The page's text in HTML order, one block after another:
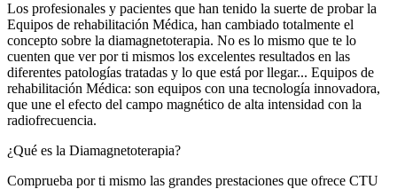
Los profesionales y pacientes que han tenido la suerte de probar la
Equipos de rehabilitación Médica, han cambiado totalmente el
concepto sobre la diamagnetoterapia. No es lo mismo que te lo
cuenten que ver por ti mismos los excelentes resultados en las
diferentes patologías tratadas y lo que está por llegar... Equipos de
rehabilitación Médica: son equipos con una tecnología innovadora,
que une el efecto del campo magnético de alta intensidad con la
radiofrecuencia.
¿Qué es la Diamagnetoterapia?
Comprueba por ti mismo las grandes prestaciones que ofrece CTU